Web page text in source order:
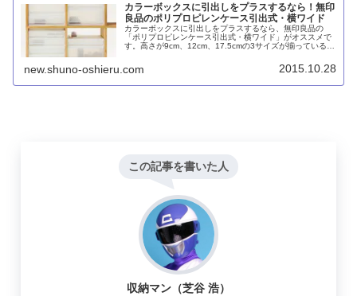
カラーボックスに引出しをプラスするなら！無印
良品のポリプロピレンケース引出式・横ワイド
カラーボックスに引出しをプラスするなら、無印良品の
「ポリプロピレンケース引出式・横ワイド」がオススメで
す。高さが9cm、12cm、17.5cmの3サイズが揃っているの
new.shuno-oshieru.com 2015.10.28
この記事を書いた人
収納マン（芝谷 浩）